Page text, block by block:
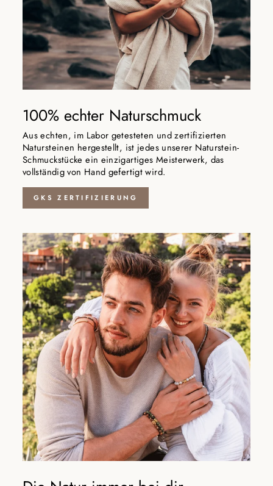
100% echter Naturschmuck
Aus echten, im Labor getesteten und zertifizierten
Natursteinen hergestellt, ist jedes unserer Naturstein-
Schmuckstücke ein einzigartiges Meisterwerk, das
vollständig von Hand gefertigt wird.
GKS ZERTIFIZIERUNG